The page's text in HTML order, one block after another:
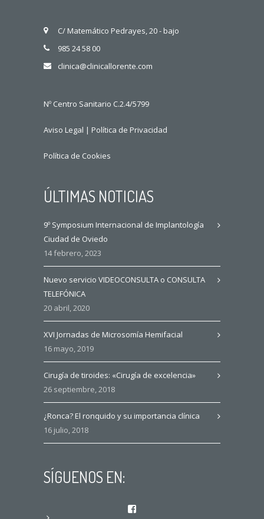
C/ Matemático Pedrayes, 20 - bajo
985 24 58 00
clinica@clinicallorente.com
Nº Centro Sanitario C.2.4/5799
Aviso Legal | Política de Privacidad
Política de Cookies
ÚLTIMAS NOTICIAS
9º Symposium Internacional de Implantología
Ciudad de Oviedo
14 febrero, 2023
Nuevo servicio VIDEOCONSULTA o CONSULTA
TELEFÓNICA
20 abril, 2020
XVI Jornadas de Microsomía Hemifacial
16 mayo, 2019
Cirugía de tiroides: «Cirugía de excelencia»
26 septiembre, 2018
¿Ronca? El ronquido y su importancia clínica
16 julio, 2018
SÍGUENOS EN: